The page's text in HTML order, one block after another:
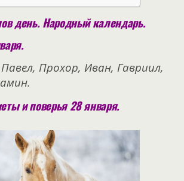
день. Народный календарь.
Прохор, Иван, Гавриил,
и поверья 28 января.